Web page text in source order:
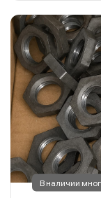
В наличии